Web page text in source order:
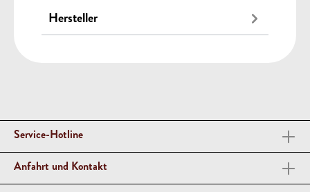
Hersteller
Service-Hotline
Anfahrt und Kontakt